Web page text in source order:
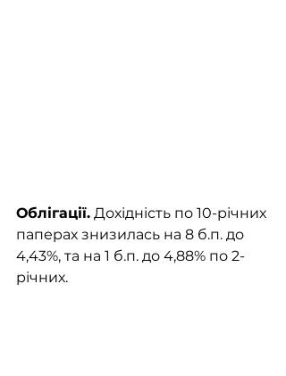
Облігації. Дохідність по 10-річних
паперах знизилась на 8 б.п. до
4,43%, та на 1 б.п. до 4,88% по 2-
річних.